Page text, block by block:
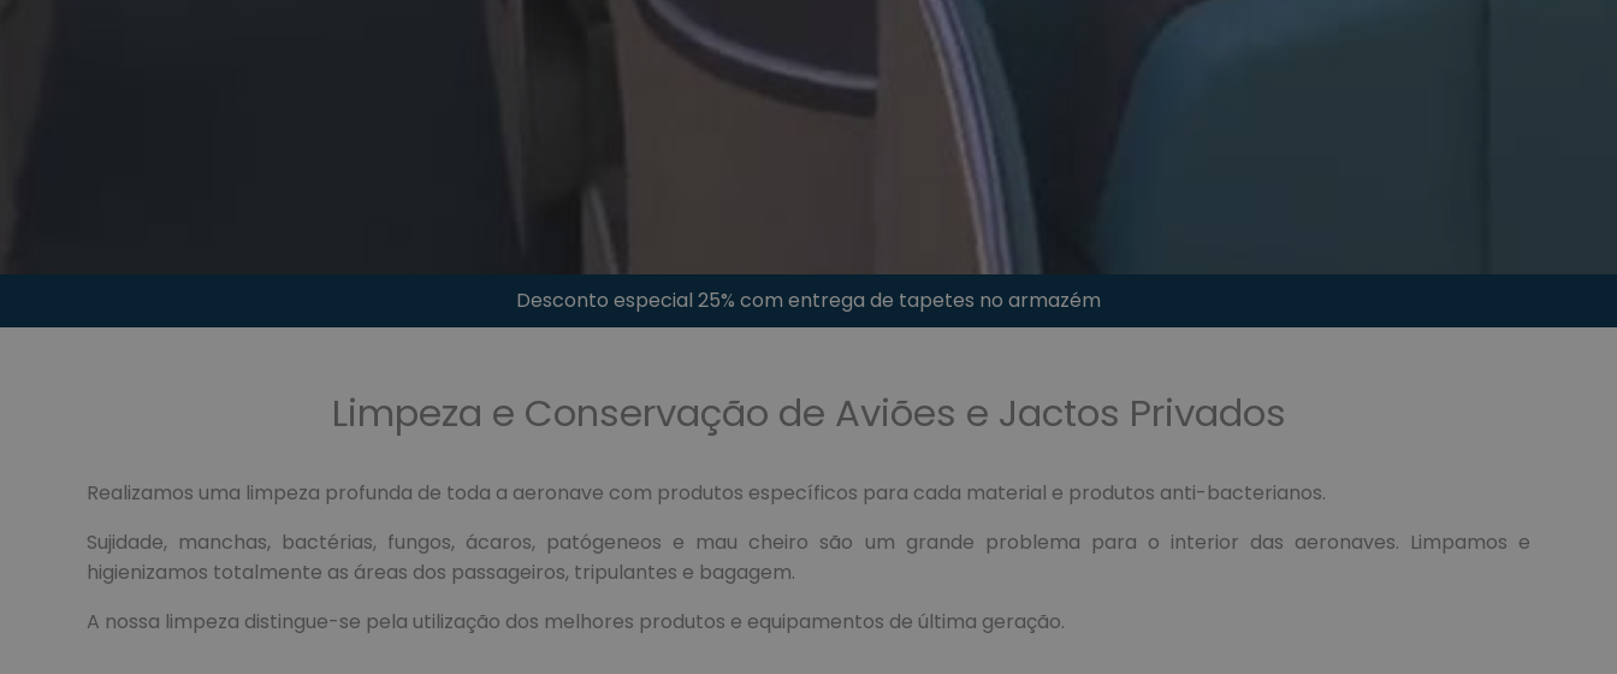
Desconto especial 25% com entrega de tapetes no armazém
Limpeza e Conservação de Aviões e Jactos Privados
Realizamos uma limpeza profunda de toda a aeronave com produtos específicos para cada material e produtos anti-bacterianos.
Sujidade, manchas, bactérias, fungos, ácaros, patógeneos e mau cheiro são um grande problema para o interior das aeronaves. Limpamos e
higienizamos totalmente as áreas dos passageiros, tripulantes e bagagem.
A nossa limpeza distingue-se pela utilização dos melhores produtos e equipamentos de última geração.